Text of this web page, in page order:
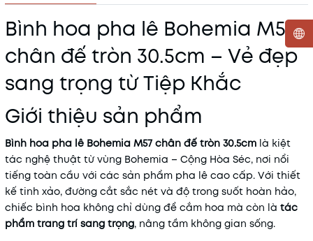
Mã khuyến mãi:
Điều kiện:
Bình hoa pha lê Bohemia M57
chân đế tròn 30.5cm – Vẻ đẹp
sang trọng từ Tiệp Khắc
Giới thiệu sản phẩm
Bình hoa pha lê Bohemia M57 chân đế tròn 30.5cm là kiệt
tác nghệ thuật từ vùng Bohemia – Cộng Hòa Séc, nơi nổi
tiếng toàn cầu với các sản phẩm pha lê cao cấp. Với thiết
kế tinh xảo, đường cắt sắc nét và độ trong suốt hoàn hảo,
chiếc bình hoa không chỉ dùng để cắm hoa mà còn là tác
phẩm trang trí sang trọng, nâng tầm không gian sống.